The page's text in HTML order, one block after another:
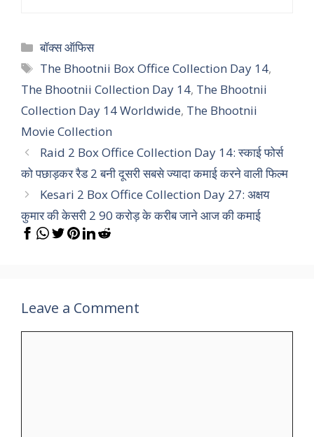
Categories
बॉक्स ऑफिस
Tags
The Bhootnii Box Office Collection Day 14,
The Bhootnii Collection Day 14, The Bhootnii
Collection Day 14 Worldwide, The Bhootnii
Movie Collection
Raid 2 Box Office Collection Day 14: स्काई फोर्स
को पछाड़कर रैड 2 बनी दूसरी सबसे ज्यादा कमाई करने वाली फिल्म
Kesari 2 Box Office Collection Day 27: अक्षय
कुमार की केसरी 2 90 करोड़ के करीब जाने आज की कमाई
Leave a Comment